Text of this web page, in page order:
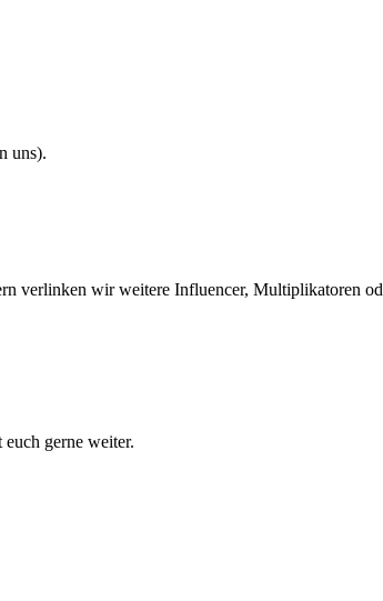
uns).
verlinken wir weitere Influencer, Multiplikatoren
gerne weiter.